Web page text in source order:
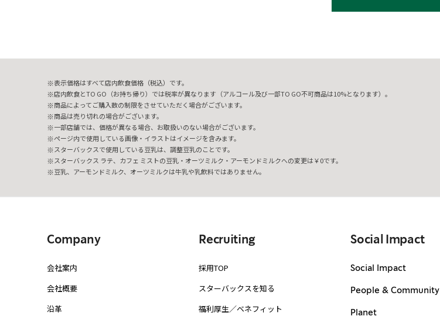
表示価格はすべて店内飲食価格（税込）です。
店内飲食とTO GO（お持ち帰り）では税率が異なります（アルコール及び一部TO GO不可商品は10%となります）。
商品によってご購入数の制限をさせていただく場合がございます。
商品は売り切れの場合がございます。
一部店舗では、価格が異なる場合、お取扱いのない場合がございます。
ページ内で使用している画像・イラストはイメージを含みます。
スターバックスで使用している豆乳は、調整豆乳のことです。
スターバックス ラテ、カフェ ミストの豆乳・オーツミルク・アーモンドミルクへの変更は￥0です。
豆乳、アーモンドミルク、オーツミルクは牛乳や乳飲料ではありません。
Company
会社案内
会社概要
沿革
Recruiting
採用TOP
スターバックスを知る
福利厚生／ベネフィット
Social Impact
Social Impact
People & Community
Planet